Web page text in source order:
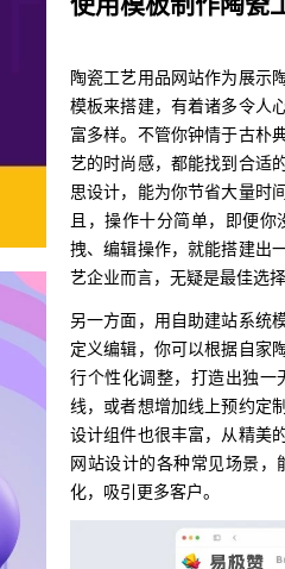
陶瓷工艺用品网站作为展示
模板来搭建，有着诸多令人
富多样。不管你钟情于古朴
艺的时尚感，都能找到合适
思设计，能为你节省大量时
且，操作十分简单，即便
拽、编辑操作，就能搭建出
艺企业而言，无疑是最佳选择
另一方面，用自助建站系统
定义编辑，你可以根据自家
行个性化调整，打造出独一
线，或者想增加线上预约定
设计组件也很丰富，从精美
网站设计的各种常见场景
化，吸引更多客户。